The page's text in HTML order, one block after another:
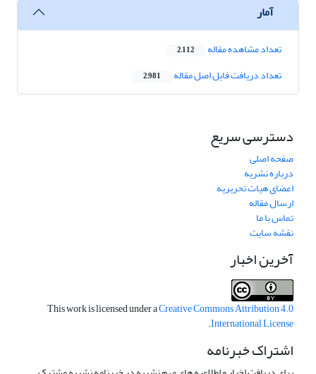
آمار
تعداد مشاهده مقاله 2,112
تعداد دریافت فایل اصل مقاله 2,981
دسترسی سریع
صفحه اصلی
درباره نشریه
اعضای هیات تحریریه
ارسال مقاله
تماس با ما
نقشه سایت
آخرین اخبار
This work is licensed under aCreative Commons Attribution 4.0
International License
.
اشتراک خبرنامه